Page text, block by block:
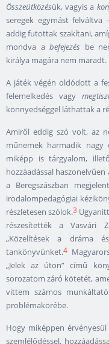
Összeütközésük, vagyis a
seregek egymást felváltva
addig futottak szakítani,
mondva abefejezés be
királya magára nem maradt.
A játék végén oldódott a
felemelkedés vagy
könnyedséggel láthattak a
Amiről eddig szó volt, az
műnemek harmadik
miképp is tárgyalom,
hozzáadással
a Beregszászban
irodalompedagógiai
részletesen szólok.3
részesítették a Vasvári
„Közelítések a dráma
tankönyvünket.4
„Jelek az úton” című
sorozatom záró kötetét,
vittem számos
problémakörébe.
Hogy miképpen érvényesül
szemlélődéssel,